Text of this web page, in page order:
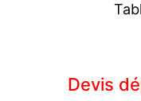
Devis